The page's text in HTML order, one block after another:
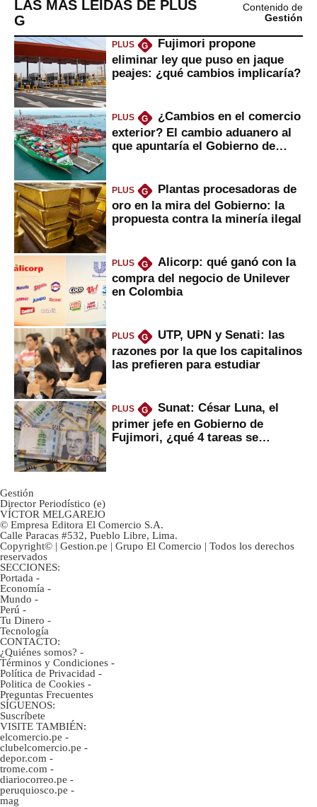
LAS MÁS LEÍDAS DE PLUS
G
Contenido de
Gestión
PLUS G
Fujimori propone
eliminar ley que puso en jaque
peajes: ¿qué cambios implicaría?
PLUS G
¿Cambios en el comercio
exterior? El cambio aduanero al
que apuntaría el Gobierno de
PLUS G
Plantas procesadoras de
oro en la mira del Gobierno: la
propuesta contra la minería ilegal
PLUS G
Alicorp: qué ganó con la
compra del negocio de Unilever
en Colombia
PLUS G
UTP, UPN y Senati: las
razones por la que los capitalinos
las prefieren para estudiar
PLUS G
Sunat: César Luna, el
primer jefe en Gobierno de
Fujimori, ¿qué 4 tareas se
Gestión
Director Periodístico (e)
VÍCTOR MELGAREJO
© Empresa Editora El Comercio S.A.
Calle Paracas #532, Pueblo Libre, Lima.
Copyright© | Gestion.pe | Grupo El Comercio | Todos los derechos
reservados
SECCIONES:
Portada -
Economía -
Mundo -
Perú -
Tu Dinero -
Tecnología
CONTACTO:
¿Quiénes somos? -
Términos y Condiciones -
Política de Privacidad -
Politica de Cookies -
Preguntas Frecuentes
SÍGUENOS:
Suscríbete
VISITE TAMBIÉN:
elcomercio.pe -
clubelcomercio.pe -
depor.com -
trome.com -
diariocorreo.pe -
peruquiosco.pe -
mag